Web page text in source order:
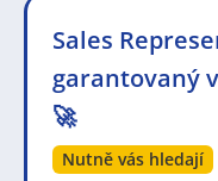
Sales
garantovaný
🚀
Nutně vás hledají